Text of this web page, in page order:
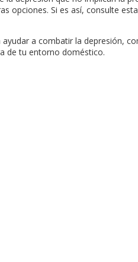
opciones. Si es así, consulte
a combatir la depresión,
de tu entorno doméstico.